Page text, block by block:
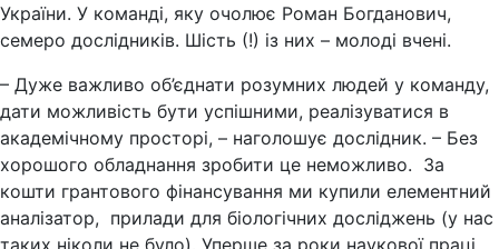
України. У команді, яку очолює Роман Богданович,
семеро дослідників. Шість (!) із них – молоді вчені.
– Дуже важливо об’єднати розумних людей у команду,
дати можливість бути успішними, реалізуватися в
академічному просторі, – наголошує дослідник. – Без
хорошого обладнання зробити це неможливо. За
кошти грантового фінансування ми купили елементний
аналізатор, прилади для біологічних досліджень (у нас
таких ніколи не було). Уперше за роки наукової праці